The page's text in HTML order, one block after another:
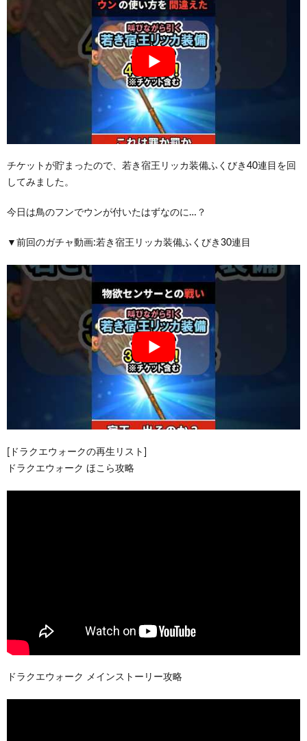
チケットが貯まったので、若き宿王リッカ装備ふくびき40連目を回
してみました。
今日は鳥のフンでウンが付いたはずなのに…？
▼前回のガチャ動画:若き宿王リッカ装備ふくびき30連目
[ドラクエウォークの再生リスト]
ドラクエウォーク ほこら攻略
ドラクエウォーク メインストーリー攻略